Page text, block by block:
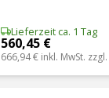
Lieferzeit ca. 1 Tag
560,45 €
666,94 € inkl. MwSt. zzgl.